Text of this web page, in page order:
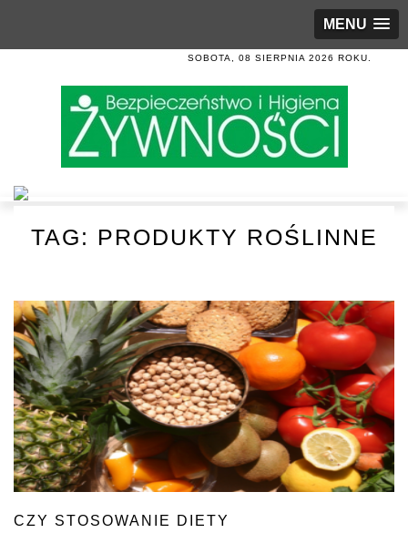
MENU
SOBOTA, 08 SIERPNIA 2026 ROKU.
TAG: PRODUKTY ROŚLINNE
CZY STOSOWANIE DIETY